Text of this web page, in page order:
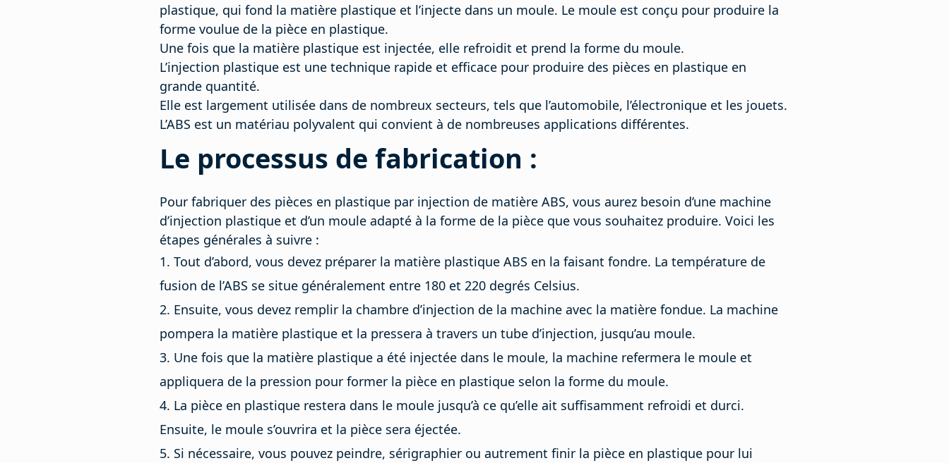
plastique, qui fond la matière plastique et l’injecte dans un moule. Le moule est conçu pour produire la
forme voulue de la pièce en plastique.
Une fois que la matière plastique est injectée, elle refroidit et prend la forme du moule.
L’injection plastique est une technique rapide et efficace pour produire des pièces en plastique en
grande quantité.
Elle est largement utilisée dans de nombreux secteurs, tels que l’automobile, l’électronique et les jouets.
L’ABS est un matériau polyvalent qui convient à de nombreuses applications différentes.
Le processus de fabrication :
Pour fabriquer des pièces en plastique par injection de matière ABS, vous aurez besoin d’une machine
d’injection plastique et d’un moule adapté à la forme de la pièce que vous souhaitez produire. Voici les
étapes générales à suivre :
Tout d’abord, vous devez préparer la matière plastique ABS en la faisant fondre. La température de
fusion de l’ABS se situe généralement entre 180 et 220 degrés Celsius.
Ensuite, vous devez remplir la chambre d’injection de la machine avec la matière fondue. La machine
pompera la matière plastique et la pressera à travers un tube d’injection, jusqu’au moule.
Une fois que la matière plastique a été injectée dans le moule, la machine refermera le moule et
appliquera de la pression pour former la pièce en plastique selon la forme du moule.
La pièce en plastique restera dans le moule jusqu’à ce qu’elle ait suffisamment refroidi et durci.
Ensuite, le moule s’ouvrira et la pièce sera éjectée.
Si nécessaire, vous pouvez peindre, sérigraphier ou autrement finir la pièce en plastique pour lui